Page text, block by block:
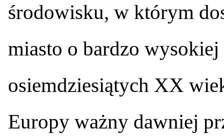
środowisku, w którym
miasto o bardzo
osiemdziesiątych XX
Europy ważny dawniej